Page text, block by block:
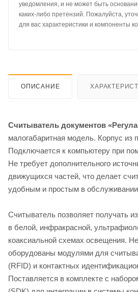
уведомления, и не может быть
каких-либо претензий. Пожалуйста,
для вас характеристики и компоненты
ОПИСАНИЕ
Считыватель документов
малогабаритная модель. Корпус из
Подключается к компьютеру при
Не требует дополнительного
движущихся частей, что делает
удобным и простым в
Считыватель позволяет получать
в белой, инфракрасной,
коаксиальной схемах освещения.
оборудованы модулями для
(RFID) и контактных
Поставляется в комплекте с